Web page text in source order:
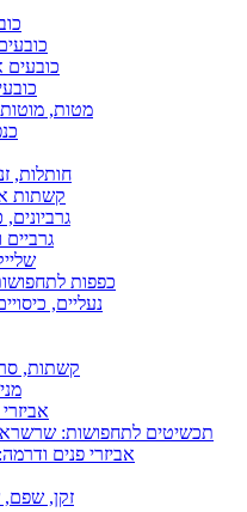
כובעים
מטות,
חותלות,
קשתות
גרביים
כפפות
נעליים,
קשתות,
תכשיטים לתחפושות:
אביזרי פנים
זקן, שפם,